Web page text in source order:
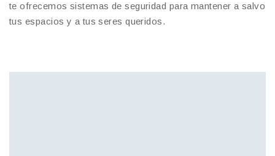
te ofrecemos sistemas de seguridad para mantener a salvo
tus espacios y a tus seres queridos.